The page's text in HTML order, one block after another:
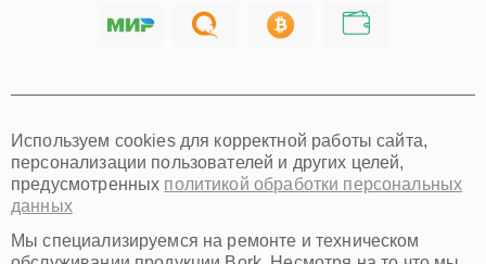
Хабаровск
Иркутск
Омск
Красноярск
Пермь
Ульяновск
Киров
Используем cookies для корректной работы сайта,
персонализации пользователей и других целей,
предусмотренных политикой обработки персональных
данных
Мы специализируемся на ремонте и техническом